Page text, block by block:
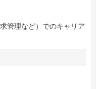
管理など）でのキャリア